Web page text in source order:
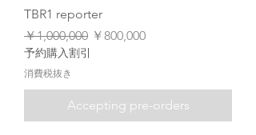
TBR1 reporter
通常価格
￥1,000,000 セール価格
￥800,000
予約購入割引
消費税抜き
Accepting pre-orders